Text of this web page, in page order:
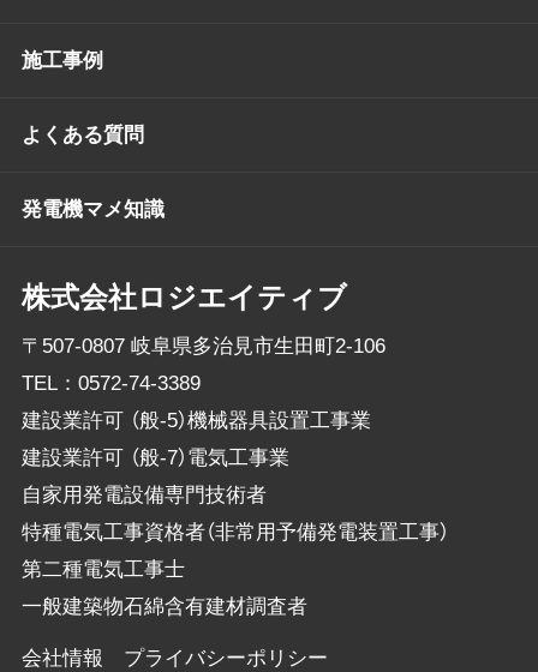
株式会社ロジエイティブ
〒507-0807 岐阜県多治見市生田町2-106
TEL： 0572-74-3389
建設業許可 （般-5）機械器具設置工事業
建設業許可 （般-7）電気工事業
自家用発電設備専門技術者
特種電気工事資格者（非常用予備発電装置工事）
第二種電気工事士
一般建築物石綿含有建材調査者
施工事例
よくある質問
発電機マメ知識
会社情報 プライバシーポリシー